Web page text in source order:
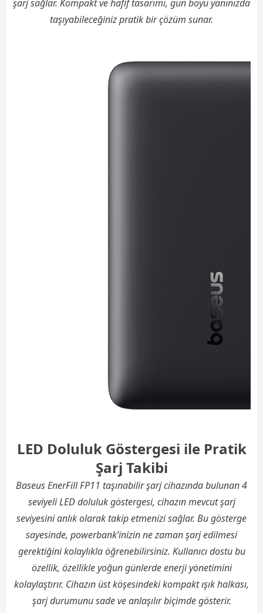
şarj sağlar. Kompakt ve hafif tasarımı, gün boyu yanınızda
taşıyabileceğiniz pratik bir çözüm sunar.
LED Doluluk Göstergesi ile Pratik
Şarj Takibi
Baseus EnerFill FP11 taşınabilir şarj cihazında bulunan 4
seviyeli LED doluluk göstergesi, cihazın mevcut şarj
seviyesini anlık olarak takip etmenizi sağlar. Bu gösterge
sayesinde, powerbank’inizin ne zaman şarj edilmesi
gerektiğini kolaylıkla öğrenebilirsiniz. Kullanıcı dostu bu
özellik, özellikle yoğun günlerde enerji yönetimini
kolaylaştırır. Cihazın üst köşesindeki kompakt ışık halkası,
şarj durumunu sade ve anlaşılır biçimde gösterir.